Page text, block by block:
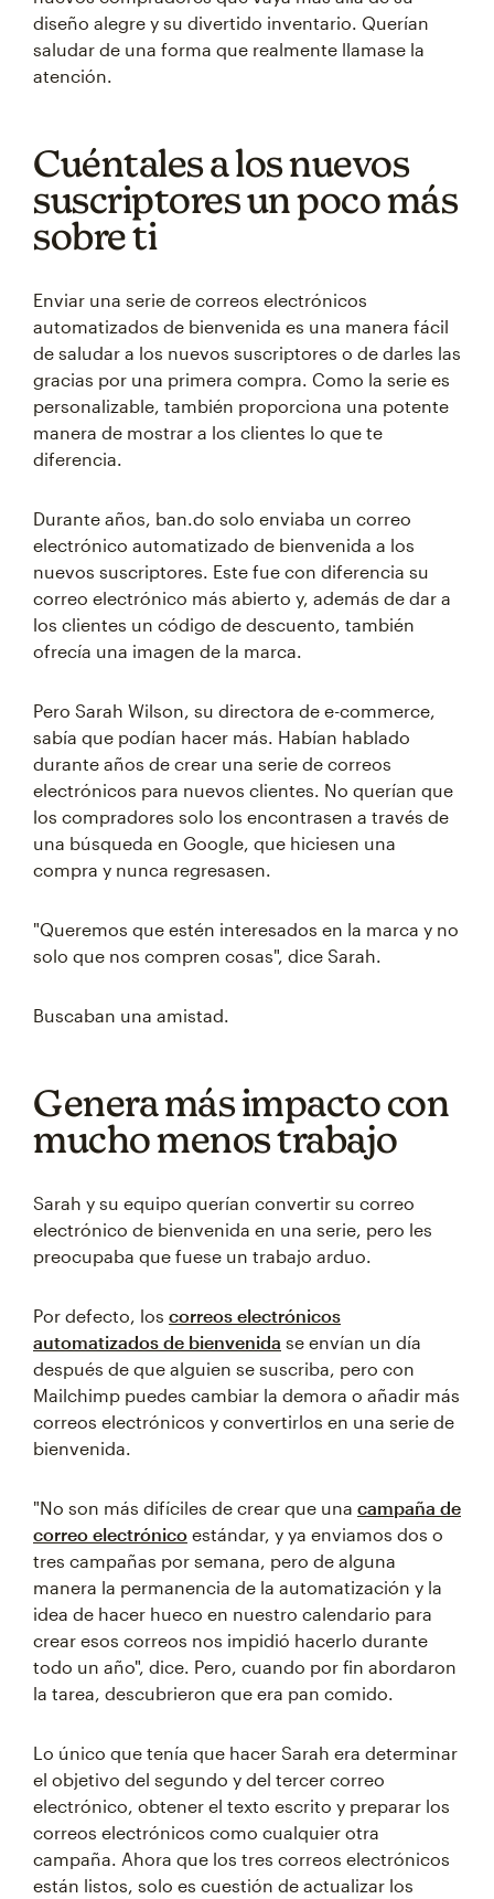
diseño alegre y su divertido inventario. Querían
saludar de una forma que realmente llamase la
atención.
Cuéntales a los nuevos
suscriptores un poco más
sobre ti
Enviar una serie de correos electrónicos
automatizados de bienvenida es una manera fácil
de saludar a los nuevos suscriptores o de darles las
gracias por una primera compra. Como la serie es
personalizable, también proporciona una potente
manera de mostrar a los clientes lo que te
diferencia.
Durante años, ban.do solo enviaba un correo
electrónico automatizado de bienvenida a los
nuevos suscriptores. Este fue con diferencia su
correo electrónico más abierto y, además de dar a
los clientes un código de descuento, también
ofrecía una imagen de la marca.
Pero Sarah Wilson, su directora de e-commerce,
sabía que podían hacer más. Habían hablado
durante años de crear una serie de correos
electrónicos para nuevos clientes. No querían que
los compradores solo los encontrasen a través de
una búsqueda en Google, que hiciesen una
compra y nunca regresasen.
"Queremos que estén interesados en la marca y no
solo que nos compren cosas", dice Sarah.
Buscaban una amistad.
Genera más impacto con
mucho menos trabajo
Sarah y su equipo querían convertir su correo
electrónico de bienvenida en una serie, pero les
preocupaba que fuese un trabajo arduo.
Por defecto, los correos electrónicos
automatizados de bienvenida se envían un día
después de que alguien se suscriba, pero con
Mailchimp puedes cambiar la demora o añadir más
correos electrónicos y convertirlos en una serie de
bienvenida.
"No son más difíciles de crear que una campaña de
correo electrónico estándar, y ya enviamos dos o
tres campañas por semana, pero de alguna
manera la permanencia de la automatización y la
idea de hacer hueco en nuestro calendario para
crear esos correos nos impidió hacerlo durante
todo un año", dice. Pero, cuando por fin abordaron
la tarea, descubrieron que era pan comido.
Lo único que tenía que hacer Sarah era determinar
el objetivo del segundo y del tercer correo
electrónico, obtener el texto escrito y preparar los
correos electrónicos como cualquier otra
campaña. Ahora que los tres correos electrónicos
están listos, solo es cuestión de actualizar los